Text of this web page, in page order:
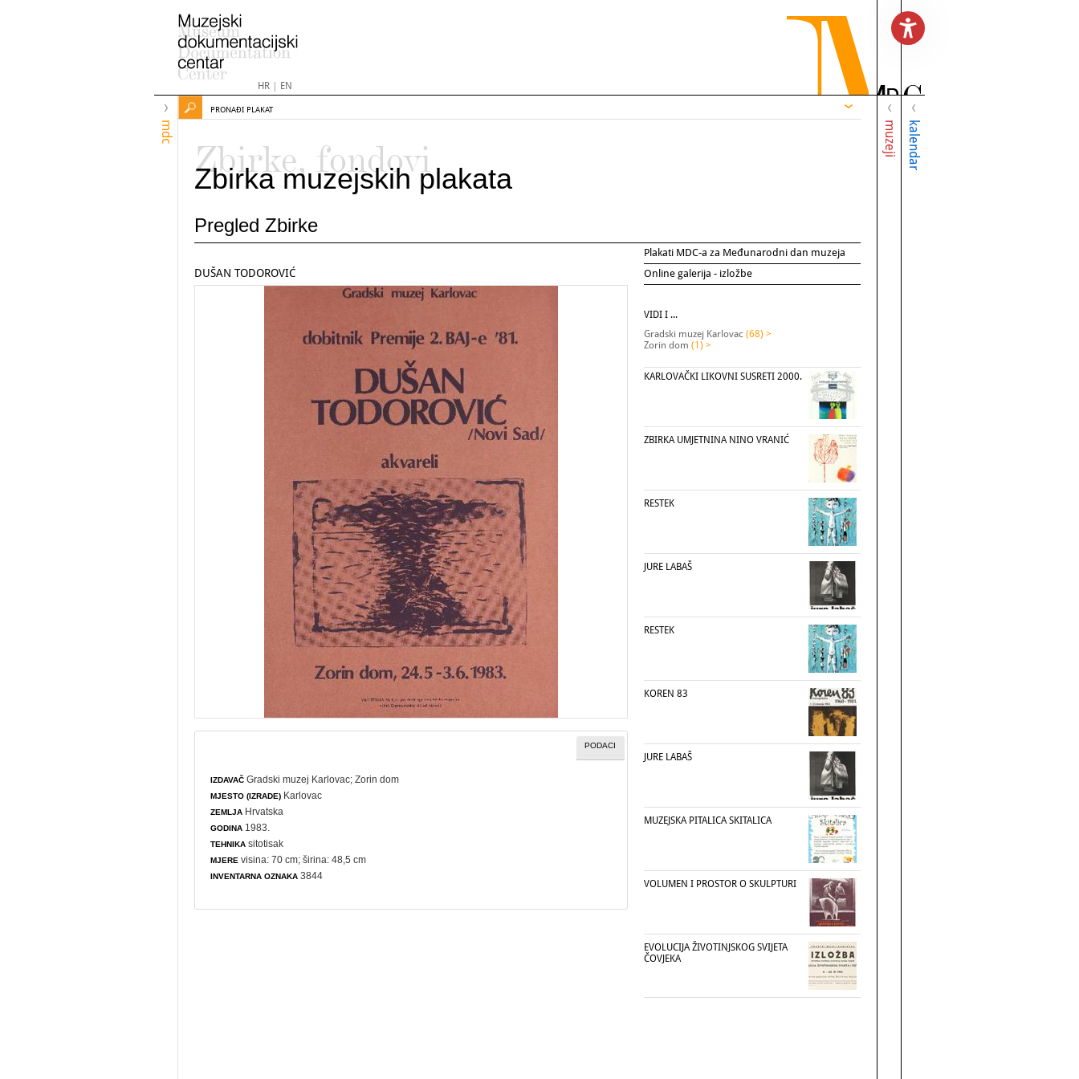
HR| EN
mdc muzeji kalendar
PRONAĐI PLAKAT
Zbirke, fondovi
Zbirka muzejskih plakata
Pregled Zbirke
Plakati MDC-a za Međunarodni dan muzeja
Online galerija - izložbe
DUŠAN TODOROVIĆ
PODACI
IZDAVAČ Gradski muzej Karlovac;Zorin dom
MJESTO (IZRADE) Karlovac
ZEMLJA Hrvatska
GODINA 1983.
TEHNIKA sitotisak
MJERE visina: 70 cm; širina: 48,5 cm
INVENTARNA OZNAKA 3844
VIDI I ...
Gradski muzej Karlovac (68) >
Zorin dom (1) >
KARLOVAČKI LIKOVNI SUSRETI 2000.
ZBIRKA UMJETNINA NINO VRANIĆ
RESTEK
JURE LABAŠ
RESTEK
KOREN 83
JURE LABAŠ
MUZEJSKA PITALICA SKITALICA
VOLUMEN I PROSTOR O SKULPTURI
EVOLUCIJA ŽIVOTINJSKOG SVIJETA
ČOVJEKA